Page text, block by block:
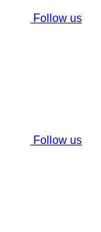
Follow us
Follow us